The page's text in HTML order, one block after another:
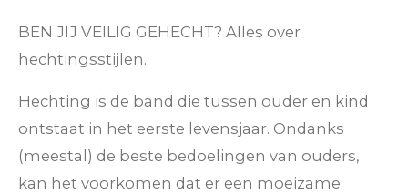
BEN JIJ VEILIG GEHECHT? Alles over
hechtingsstijlen.
Hechting is de band die tussen ouder en kind
ontstaat in het eerste levensjaar. Ondanks
(meestal) de beste bedoelingen van ouders,
kan het voorkomen dat er een moeizame